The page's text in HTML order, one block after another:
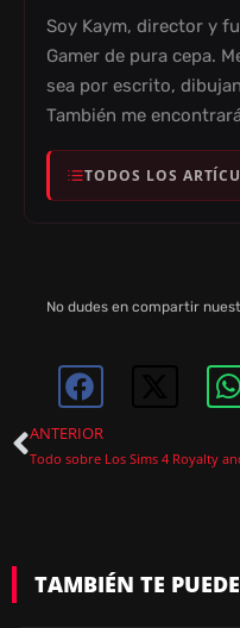
Soy Kaym, director y
Gamer de pura cepa.
sea por escrito,
También me
TODOS LOS
No dudes en compartir
ANTERIOR
TAMBIÉN TE